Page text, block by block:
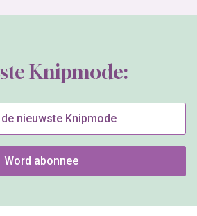
Knipmode:
nieuwste Knipmode
Word abonnee